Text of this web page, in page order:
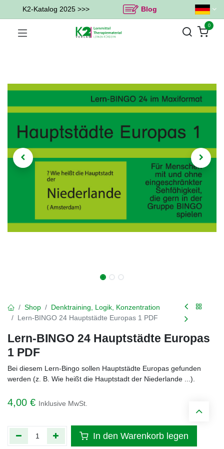
K2-Katalog 2025 >>> Blog
0
Shop
Denktraining, Logik, Konzentration
Lern-BINGO 24 Hauptstädte Europas 1 PDF
Lern-BINGO 24 Hauptstädte Europas
1 PDF
Bei diesem Lern-Bingo sollen Hauptstädte Europas gefunden
werden (z. B. Wie heißt die Hauptstadt der Niederlande ...).
4,00 € Inklusive MwSt.
In den Warenkorb legen